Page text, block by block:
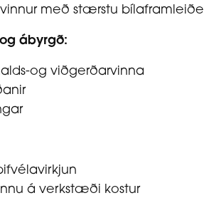
með stærstu
ábyrgð:
og viðgerðarvinna
á verkstæði kostur